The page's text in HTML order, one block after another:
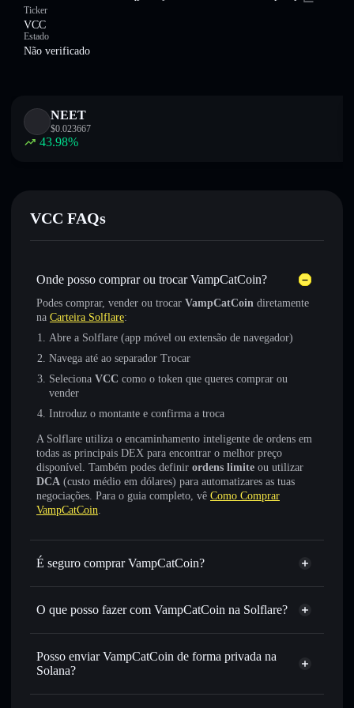
Ticker
VCC
Estado
Não verificado
NEET
$0.023667
43.98%
VCC FAQs
Onde posso comprar ou trocar VampCatCoin?
Podes comprar, vender ou trocar VampCatCoin diretamente
na Carteira Solflare:
Abre a Solflare (app móvel ou extensão de navegador)
Navega até ao separador Trocar
Seleciona VCC como o token que queres comprar ou
vender
Introduz o montante e confirma a troca
A Solflare utiliza o encaminhamento inteligente de ordens em
todas as principais DEX para encontrar o melhor preço
disponível. Também podes definir ordens limite ou utilizar
DCA (custo médio em dólares) para automatizares as tuas
negociações. Para o guia completo, vê Como Comprar
VampCatCoin.
É seguro comprar VampCatCoin?
VampCatCoin não está verificado
O que posso fazer com VampCatCoin na Solflare?
VampCatCoin
Carteira Solflare
Trocar instantaneamente— trocar VCC por SOL, USDC
ou milhares de outros tokens Solana com encaminhamento
disponível
Posso enviar VampCatCoin de forma privada na
Solana?
Agregador de Privacidade